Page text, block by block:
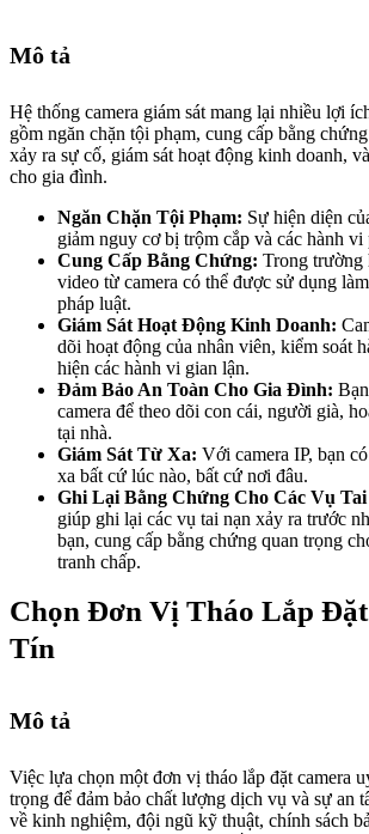
Mô tả
Hệ thống camera giám sát mang lại nhiều lợi
gồm ngăn chặn tội phạm, cung cấp bằng
xảy ra sự cố, giám sát hoạt động kinh doanh,
cho gia đình.
Ngăn Chặn Tội Phạm: Sự hiện diện
giảm nguy cơ bị trộm cắp và các hành vi
Cung Cấp Bằng Chứng: Trong trường
video từ camera có thể được sử dụng
pháp luật.
Giám Sát Hoạt Động Kinh Doanh:
dõi hoạt động của nhân viên, kiểm soát
hiện các hành vi gian lận.
Đảm Bảo An Toàn Cho Gia Đình:
camera để theo dõi con cái, người già,
tại nhà.
Giám Sát Từ Xa: Với camera IP, bạn
xa bất cứ lúc nào, bất cứ nơi đâu.
Ghi Lại Bằng Chứng Cho Các Vụ
giúp ghi lại các vụ tai nạn xảy ra trước
bạn, cung cấp bằng chứng quan trọng
tranh chấp.
Chọn Đơn Vị Tháo Lắp
Tín
Mô tả
Việc lựa chọn một đơn vị tháo lắp đặt camera
trọng để đảm bảo chất lượng dịch vụ và sự an
về kinh nghiệm, đội ngũ kỹ thuật, chính sách